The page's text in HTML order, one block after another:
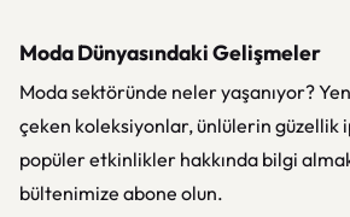
Moda Dünyasındaki Gelişmeler
Moda sektöründe neler yaşanıyor?
çeken koleksiyonlar, ünlülerin güzellik
popüler etkinlikler hakkında bilgi
bültenimize abone olun.